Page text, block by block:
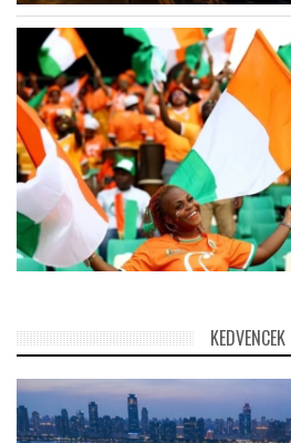
KEDVENCEK